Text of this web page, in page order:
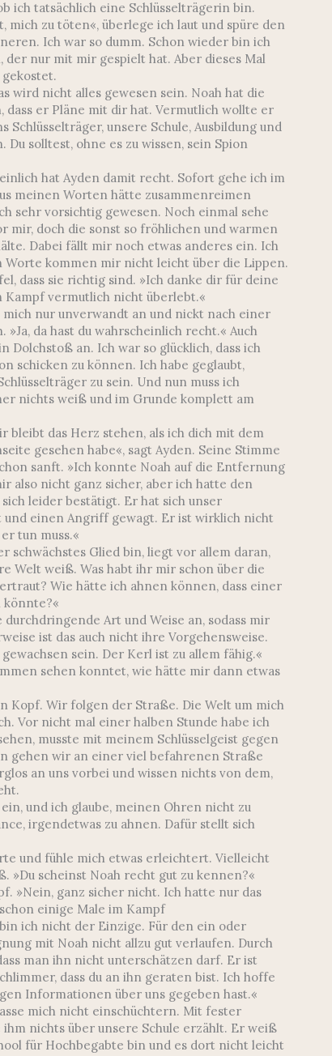
ich tatsächlich eine Schlüsselträgerin bin.
mich zu töten«, überlege ich laut und spüre den
Ich war so dumm. Schon wieder bin ich
nur mit mir gespielt hat. Aber dieses Mal
wird nicht alles gewesen sein. Noah hat die
dass er Pläne mit dir hat. Vermutlich wollte er
unsere Schule, Ausbildung und
solltest, ohne es zu wissen, sein Spion
hat Ayden damit recht. Sofort gehe ich im
meinen Worten hätte zusammenreimen
sehr vorsichtig gewesen. Noch einmal sehe
mir, doch die sonst so fröhlichen und warmen
Dabei fällt mir noch etwas anderes ein. Ich
Worte kommen mir nicht leicht über die Lippen.
dass sie richtig sind. »Ich danke dir für deine
Kampf vermutlich nicht überlebt.«
nur unverwandt an und nickt nach einer
da hast du wahrscheinlich recht.« Auch
Dolchstoß an. Ich war so glücklich, dass ich
schicken zu können. Ich habe geglaubt,
zu sein. Und nun muss ich
nichts weiß und im Grunde komplett am
bleibt das Herz stehen, als ich dich mit dem
gesehen habe«, sagt Ayden. Seine Stimme
sanft. »Ich konnte Noah auf die Entfernung
also nicht ganz sicher, aber ich hatte den
leider bestätigt. Er hat sich unser
und einen Angriff gewagt. Er ist wirklich nicht
tun muss.«
schwächstes Glied bin, liegt vor allem daran,
Welt weiß. Was habt ihr mir schon über die
Wie hätte ich ahnen können, dass einer
Art und Weise an, sodass mir
ist das auch nicht ihre Vorgehensweise.
gewachsen sein. Der Kerl ist zu allem fähig.«
sehen konntet, wie hätte mir dann etwas
Kopf. Wir folgen der Straße. Die Welt um mich
Vor nicht mal einer halben Stunde habe ich
musste mit meinem Schlüsselgeist gegen
gehen wir an einer viel befahrenen Straße
an uns vorbei und wissen nichts von dem,
und ich glaube, meinen Ohren nicht zu
irgendetwas zu ahnen. Dafür stellt sich
und fühle mich etwas erleichtert. Vielleicht
»Du scheinst Noah recht gut zu kennen?«
»Nein, ganz sicher nicht. Ich hatte nur das
einige Male im Kampf
ich nicht der Einzige. Für den ein oder
mit Noah nicht allzu gut verlaufen. Durch
man ihn nicht unterschätzen darf. Er ist
dass du an ihn geraten bist. Ich hoffe
Informationen über uns gegeben hast.«
mich nicht einschüchtern. Mit fester
nichts über unsere Schule erzählt. Er weiß
für Hochbegabte bin und es dort nicht leicht